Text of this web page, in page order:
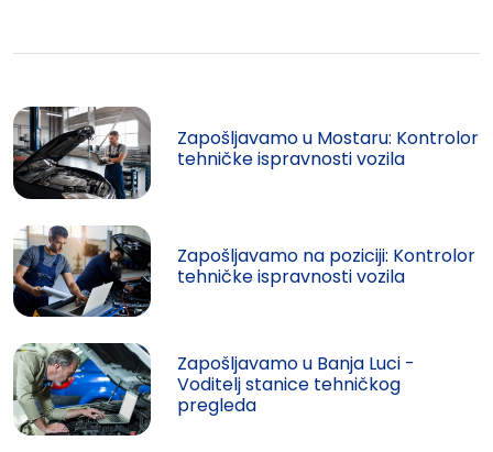
Zapošljavamo u Mostaru: Kontrolor
tehničke ispravnosti vozila
Zapošljavamo na poziciji: Kontrolor
tehničke ispravnosti vozila
Zapošljavamo u Banja Luci -
Voditelj stanice tehničkog
pregleda